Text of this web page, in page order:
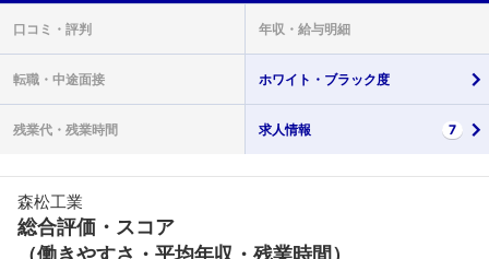
口コミ・ 評判 年収・ 給与明細
転職・ 中途面接 ホワイト・ ブラック度
残業代・ 残業時間 求人情報 7
森松工業
総合評価・スコア
（働きやすさ・平均年収・残業時間）